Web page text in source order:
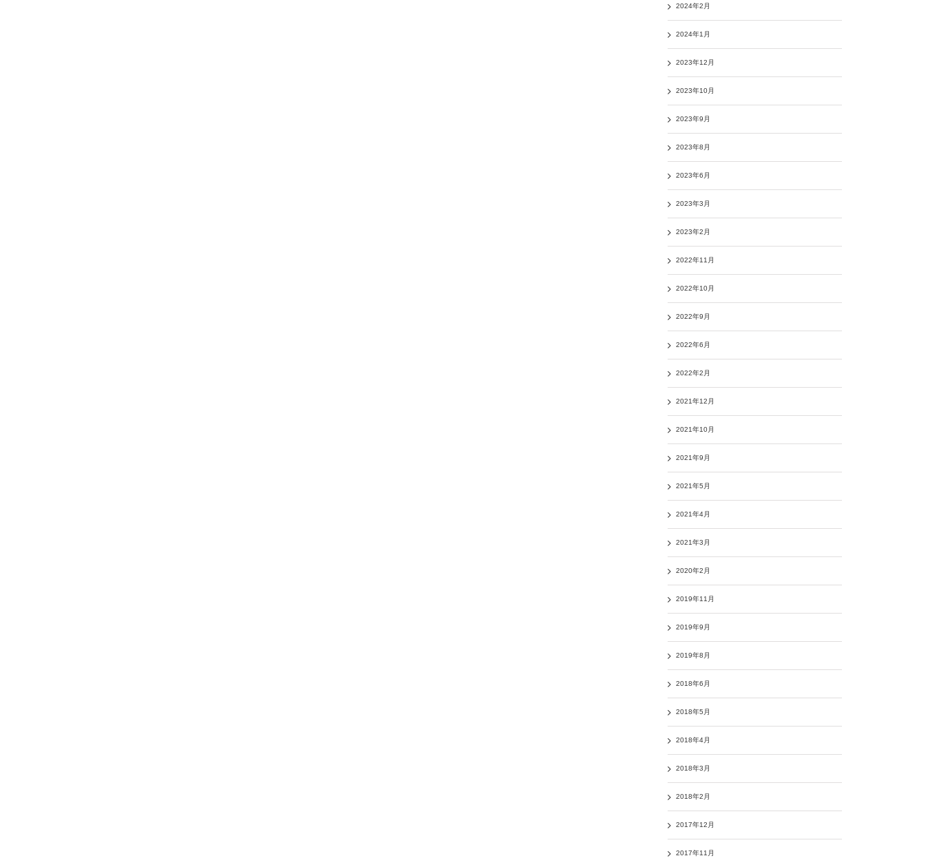
2024年2月
2024年1月
2023年12月
2023年10月
2023年9月
2023年8月
2023年6月
2023年3月
2023年2月
2022年11月
2022年10月
2022年9月
2022年6月
2022年2月
2021年12月
2021年10月
2021年9月
2021年5月
2021年4月
2021年3月
2020年2月
2019年11月
2019年9月
2019年8月
2018年6月
2018年5月
2018年4月
2018年3月
2018年2月
2017年12月
2017年11月